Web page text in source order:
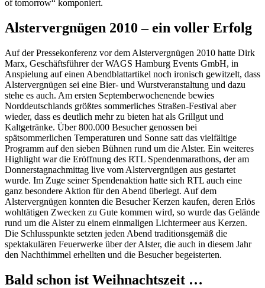
of tomorrow“ komponiert.
Alstervergnügen 2010 – ein voller Erfolg
Auf der Pressekonferenz vor dem Alstervergnügen 2010 hatte Dirk
Marx, Geschäftsführer der WAGS Hamburg Events GmbH, in
Anspielung auf einen Abendblattartikel noch ironisch gewitzelt, dass
Alstervergnügen sei eine Bier- und Wurstveranstaltung und dazu
stehe es auch. Am ersten Septemberwochenende bewies
Norddeutschlands größtes sommerliches Straßen-Festival aber
wieder, dass es deutlich mehr zu bieten hat als Grillgut und
Kaltgetränke. Über 800.000 Besucher genossen bei
spätsommerlichen Temperaturen und Sonne satt das vielfältige
Programm auf den sieben Bühnen rund um die Alster. Ein weiteres
Highlight war die Eröffnung des RTL Spendenmarathons, der am
Donnerstagnachmittag live vom Alstervergnügen aus gestartet
wurde. Im Zuge seiner Spendenaktion hatte sich RTL auch eine
ganz besondere Aktion für den Abend überlegt. Auf dem
Alstervergnügen konnten die Besucher Kerzen kaufen, deren Erlös
wohltätigen Zwecken zu Gute kommen wird, so wurde das Gelände
rund um die Alster zu einem einmaligen Lichtermeer aus Kerzen.
Die Schlusspunkte setzten jeden Abend traditionsgemäß die
spektakulären Feuerwerke über der Alster, die auch in diesem Jahr
den Nachthimmel erhellten und die Besucher begeisterten.
Bald schon ist Weihnachtszeit …